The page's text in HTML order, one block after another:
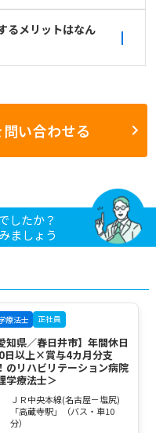
るメリットはなん
い合わせる
したか？
ましょう
療法士 正社員
知県／春日井市】年間休日
日以上×賞与4カ月分支
のリハビリテーション病院
学療法士＞
ＪＲ中央本線(名古屋－塩尻)
「高蔵寺駅」（バス・車10
分）